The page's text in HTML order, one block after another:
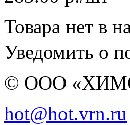
Товара нет в
Уведомить о
© ООО
hot@hot.vrn.ru